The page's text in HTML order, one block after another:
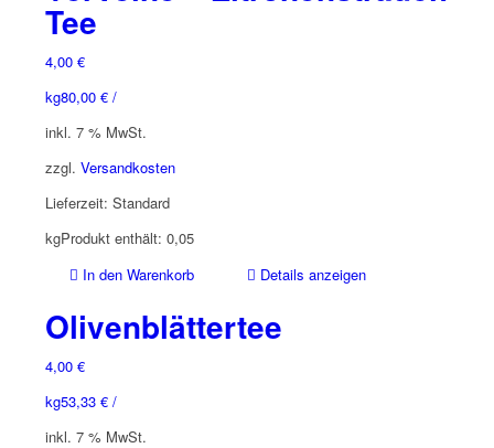
Tee
4,00 €
80,00 €/
kg
inkl. 7 % MwSt.
zzgl. Versandkosten
Lieferzeit: Standard
Produkt enthält: 0,05
kg
In den Warenkorb
Details anzeigen
Olivenblättertee
4,00 €
53,33 €/
kg
inkl. 7 % MwSt.